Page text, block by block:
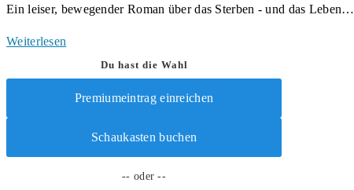
Ein leiser, bewegender Roman über das Sterben - und das Leben…
Weiterlesen
Wenn
Nähe
wenn
Du hast die Wahl
Premiumeintrag einreichen
Schaukasten buchen
-- oder --